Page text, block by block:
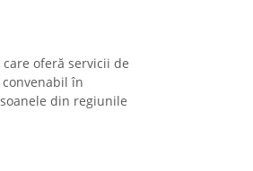
oferă servicii de
în
din regiunile